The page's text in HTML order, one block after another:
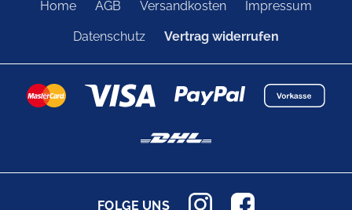
Home AGB Versandkosten Impressum
Datenschutz Vertrag widerrufen
FOLGE UNS